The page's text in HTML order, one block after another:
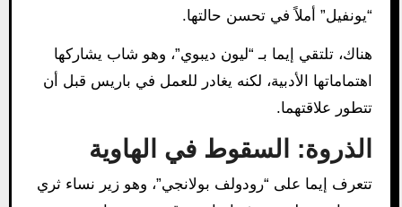
“يونفيل” أملاً في تحسن حالتها.
هناك، تلتقي إيما بـ “ليون ديبوي”، وهو شاب يشاركها
اهتماماتها الأدبية، لكنه يغادر للعمل في باريس قبل أن
تتطور علاقتهما.
الذروة: السقوط في الهاوية
تتعرف إيما على “رودولف بولانجي”، وهو زير نساء ثري